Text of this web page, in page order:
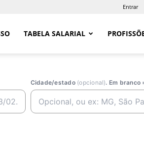
Entrar
TABELA SALARIAL
Cidade/estado (opcional). Em branco